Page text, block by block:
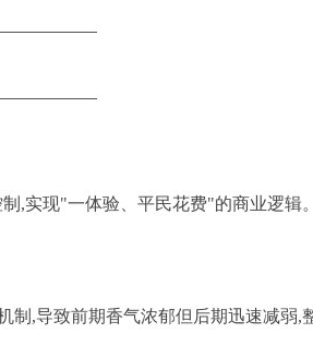
,实现"一体验、平民花费"的商业逻辑
制,导致前期香气浓郁但后期迅速减弱